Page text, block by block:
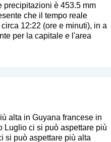
è 453.5 mm
che il tempo reale
12:22 (ore e minuti), in a
per la capitale e l'area
alta in Guyana francese in
ci si può aspettare più
si può aspettare più alta